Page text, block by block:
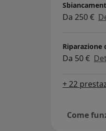
Da 250 €
Riparazione
Da 50 €
+ 22
Come